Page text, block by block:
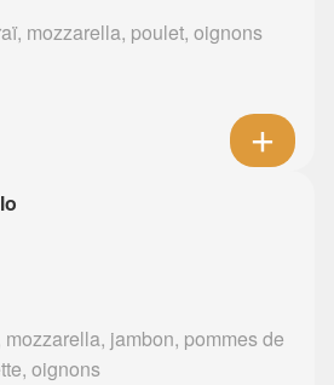
mozzarella, poulet, oignons
jambon, pommes de
oignons